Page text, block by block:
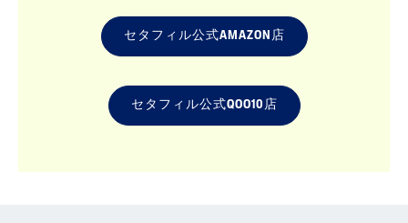
セタフィル公式AMAZON店
セタフィル公式QOO10店